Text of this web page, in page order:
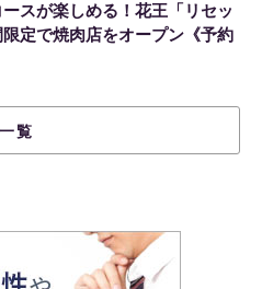
スが楽しめる！花王「リセッ
定で焼肉店をオープン《予約
一覧